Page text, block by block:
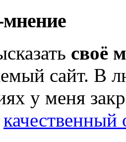
своё
сайт. В
у меня